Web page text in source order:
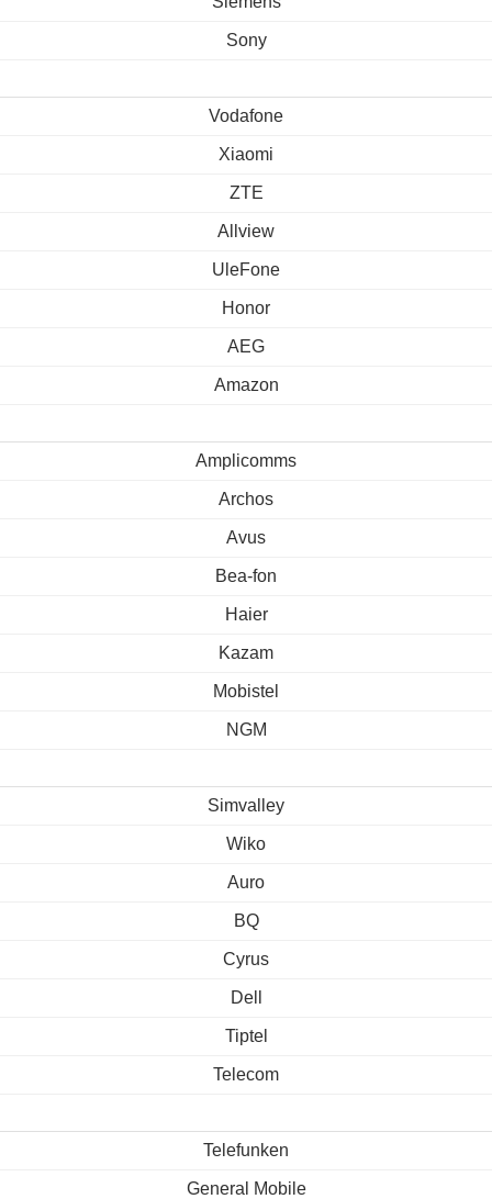
Sony
Vodafone
Xiaomi
ZTE
Allview
UleFone
Honor
AEG
Amazon
Amplicomms
Archos
Avus
Bea-fon
Haier
Kazam
Mobistel
NGM
Simvalley
Wiko
Auro
BQ
Cyrus
Dell
Tiptel
Telecom
Telefunken
General Mobile